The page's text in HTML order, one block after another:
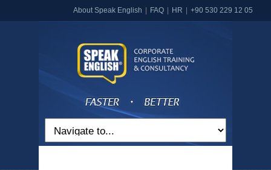
About Speak English FAQ HR +90 530 229 12 05